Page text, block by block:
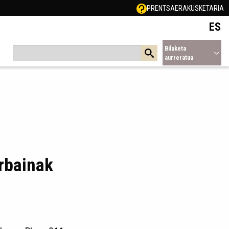
PRENTSAERAKUSKETARIA
ES
Bilaketa
aurreratua